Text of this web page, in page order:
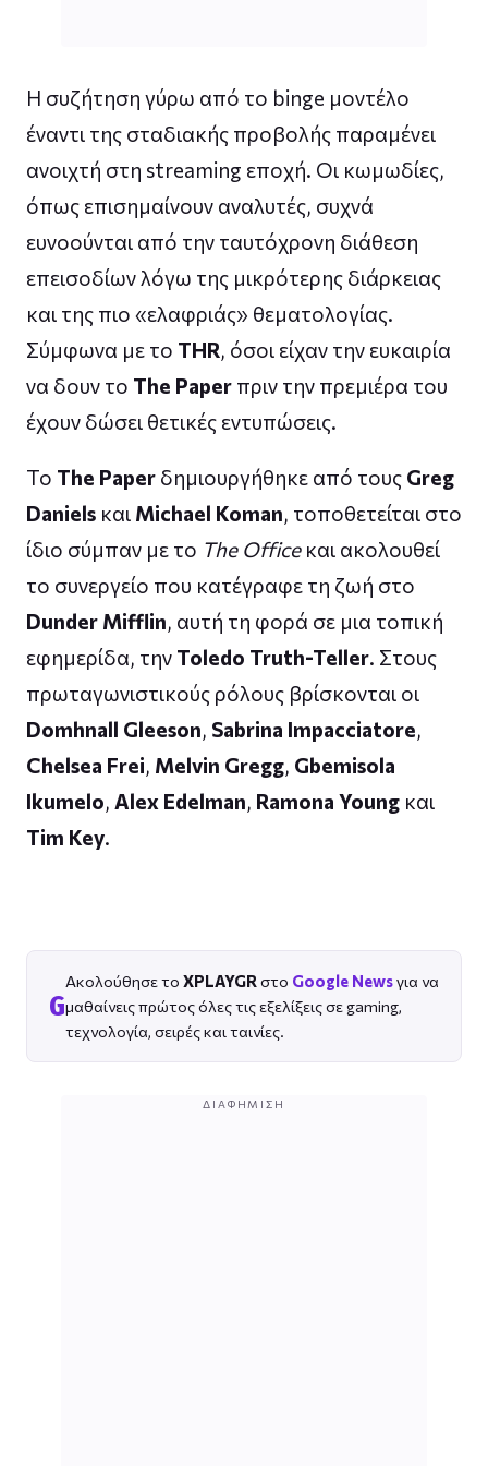
Η συζήτηση γύρω από το binge μοντέλο
έναντι της σταδιακής προβολής παραμένει
ανοιχτή στη streaming εποχή. Οι κωμωδίες,
όπως επισημαίνουν αναλυτές, συχνά
ευνοούνται από την ταυτόχρονη διάθεση
επεισοδίων λόγω της μικρότερης διάρκειας
και της πιο «ελαφριάς» θεματολογίας.
Σύμφωνα με το THR, όσοι είχαν την ευκαιρία
να δουν το The Paper πριν την πρεμιέρα του
έχουν δώσει θετικές εντυπώσεις.
Το The Paper δημιουργήθηκε από τους Greg
Daniels και Michael Koman, τοποθετείται στο
ίδιο σύμπαν με το The Officeκαι ακολουθεί
το συνεργείο που κατέγραφε τη ζωή στο
Dunder Mifflin, αυτή τη φορά σε μια τοπική
εφημερίδα, την Toledo Truth-Teller. Στους
πρωταγωνιστικούς ρόλους βρίσκονται οι
Domhnall Gleeson, Sabrina Impacciatore,
Chelsea Frei, Melvin Gregg, Gbemisola
Ikumelo, Alex Edelman, Ramona Young και
Tim Key.
G
Ακολούθησε το XPLAYGR στο Google Newsγια να
μαθαίνεις πρώτος όλες τις εξελίξεις σε gaming,
τεχνολογία, σειρές και ταινίες.
ΔΙΑΦΉΜΙΣΗ